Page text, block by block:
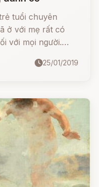
tuổi chuyên
ở với mẹ rất có
với mọi người.
mày nằm rên rỉ ở
25/01/2019